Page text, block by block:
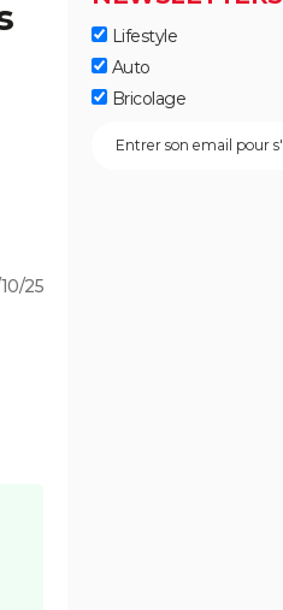
25
Lifestyle
Auto
Bricolage